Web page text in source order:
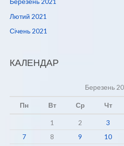
Лютий 2021
Січень 2021
КАЛЕНДАР
Березень
Пн Вт Ср Чт
1 2 3
7
8 9 10